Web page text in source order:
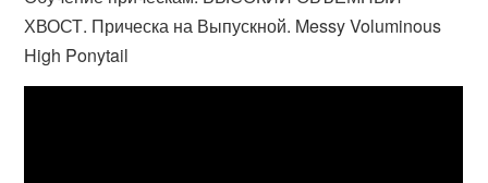
ХВОСТ. Прическа на Выпускной. Messy Voluminous
High Ponytail